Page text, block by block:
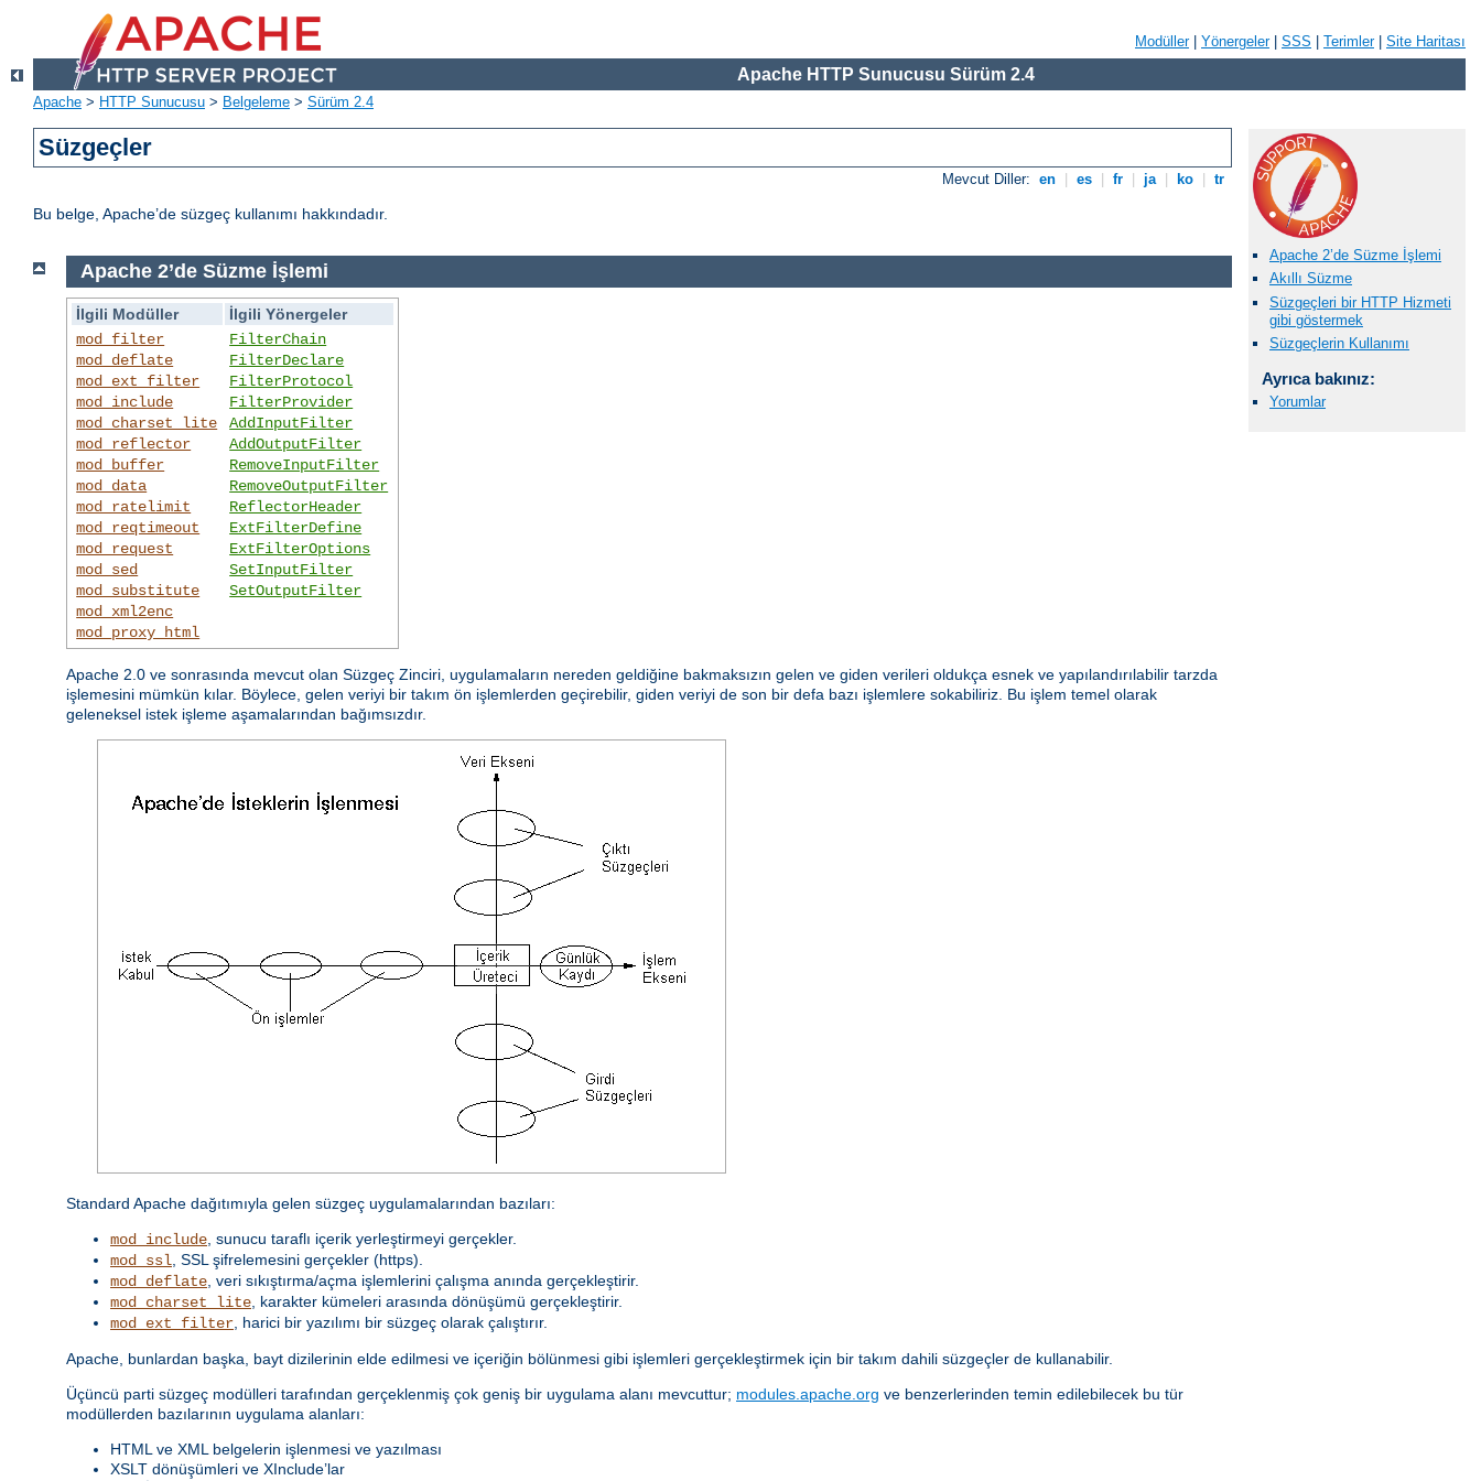
Modüller| Yönergeler| SSS Terimler| Site Haritası
Apache HTTP Sunucusu Sürüm 2.4
Apache > HTTP Sunucusu > Belgeleme > Sürüm 2.4
Süzgeçler
Mevcut Diller: en es fr ja ko tr
Bu belge, Apache’de süzgeç kullanımı hakkındadır.
Apache 2’de Süzme İşlemi
Akıllı Süzme
Süzgeçleri bir HTTP Hizmeti
gibi göstermek
Süzgeçlerin Kullanımı
Ayrıca bakınız:
Yorumlar
Apache 2’de Süzme İşlemi
İlgili Modüller
İlgili Yönergeler
mod_filter
mod_deflate
mod_ext_filter
mod_include
mod_charset_lite
mod_reflector
mod_buffer
mod_data
mod_ratelimit
mod_reqtimeout
mod_request
mod_sed
mod_substitute
mod_xml2enc
mod_proxy_html
FilterChain
FilterDeclare
FilterProtocol
FilterProvider
AddInputFilter
AddOutputFilter
RemoveInputFilter
RemoveOutputFilter
ReflectorHeader
ExtFilterDefine
ExtFilterOptions
SetInputFilter
SetOutputFilter
Apache 2.0 ve sonrasında mevcut olan Süzgeç Zinciri, uygulamaların nereden geldiğine bakmaksızın gelen ve giden verileri oldukça esnek ve yapılandırılabilir tarzda
işlemesini mümkün kılar. Böylece, gelen veriyi bir takım ön işlemlerden geçirebilir, giden veriyi de son bir defa bazı işlemlere sokabiliriz. Bu işlem temel olarak
geleneksel istek işleme aşamalarından bağımsızdır.
Standard Apache dağıtımıyla gelen süzgeç uygulamalarından bazıları:
mod_include , sunucu taraflı içerik yerleştirmeyi gerçekler.
mod_ssl , SSL şifrelemesini gerçekler (https).
mod_deflate , veri sıkıştırma/açma işlemlerini çalışma anında gerçekleştirir.
mod_charset_lite , karakter kümeleri arasında dönüşümü gerçekleştirir.
mod_ext_filter , harici bir yazılımı bir süzgeç olarak çalıştırır.
Apache, bunlardan başka, bayt dizilerinin elde edilmesi ve içeriğin bölünmesi gibi işlemleri gerçekleştirmek için bir takım dahili süzgeçler de kullanabilir.
Üçüncü parti süzgeç modülleri tarafından gerçeklenmiş çok geniş bir uygulama alanı mevcuttur; modules.apache.org ve benzerlerinden temin edilebilecek bu tür
modüllerden bazılarının uygulama alanları:
HTML ve XML belgelerin işlenmesi ve yazılması
XSLT dönüşümleri ve XInclude’lar